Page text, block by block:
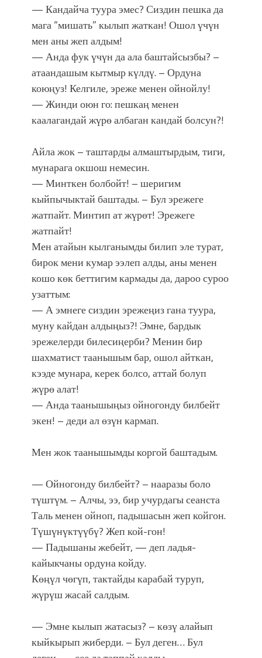
— Кандайча туура эмес? Сиздин пешка да
мага “мишать” кылып жаткан! Ошол үчүн
мен аны жеп алдым!
— Анда фук үчүн да ала баштайсызбы? –
атаандашым кытмыр күлдү. – Ордуна
коюңуз! Келгиле, эреже менен ойнойлу!
— Жинди оюн го: пешкаң менен
каалагандай жүрө албаган кандай болсун?!
Айла жок – таштарды алмаштырдым, тиги,
мунарага окшош немесин.
— Минткен болбойт! – шеригим
кыйпычыктай баштады. – Бул эрежеге
жатпайт. Минтип ат жүрөт! Эрежеге
жатпайт!
Мен атайын кылганымды билип эле турат,
бирок мени кумар ээлеп алды, аны менен
кошо көк беттигим кармады да, дароо суроо
узаттым:
— А эмнеге сиздин эрежеңиз гана туура,
муну кайдан алдыңыз?! Эмне, бардык
эрежелерди билесиңерби? Менин бир
шахматист таанышым бар, ошол айткан,
кээде мунара, керек болсо, аттай болуп
жүрө алат!
— Анда таанышыңыз ойногонду билбейт
экен! – деди ал өзүн кармап.
Мен жок таанышымды коргой баштадым.
— Ойногонду билбейт? – нааразы боло
түштүм. – Алчы, ээ, бир учурдагы сеанста
Таль менен ойноп, падышасын жеп койгон.
Түшүнүктүүбү? Жеп кой-гон!
— Падышаны жебейт, — деп ладья-
кайыкчаны ордуна койду.
Көңүл чөгүп, тактайды карабай туруп,
жүрүш жасай салдым.
— Эмне кылып жатасыз? – көзү алайып
кыйкырып жиберди. – Бул деген… Бул